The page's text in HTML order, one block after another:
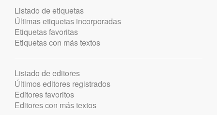
Listado de etiquetas
Últimas etiquetas incorporadas
Etiquetas favoritas
Etiquetas con más textos
Listado de editores
Últimos editores registrados
Editores favoritos
Editores con más textos